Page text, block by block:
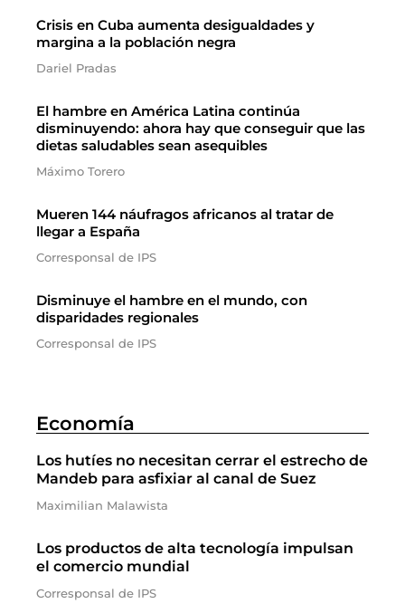
Crisis en Cuba aumenta desigualdades y
margina a la población negra
Dariel Pradas
El hambre en América Latina continúa
disminuyendo: ahora hay que conseguir que las
dietas saludables sean asequibles
Máximo Torero
Mueren 144 náufragos africanos al tratar de
llegar a España
Corresponsal de IPS
Disminuye el hambre en el mundo, con
disparidades regionales
Corresponsal de IPS
Economía
Los hutíes no necesitan cerrar el estrecho de
Mandeb para asfixiar al canal de Suez
Maximilian Malawista
Los productos de alta tecnología impulsan
el comercio mundial
Corresponsal de IPS